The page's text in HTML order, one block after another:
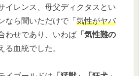
イレンス、母父ディクタスとい
なら聞いただけで「 気性がヤバ
わせであり、いわば 「気性難の
る血統でした。